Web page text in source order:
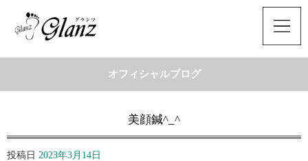
オフィシャルブログ
美顔鍼^_^
投稿日 2023年3月14日